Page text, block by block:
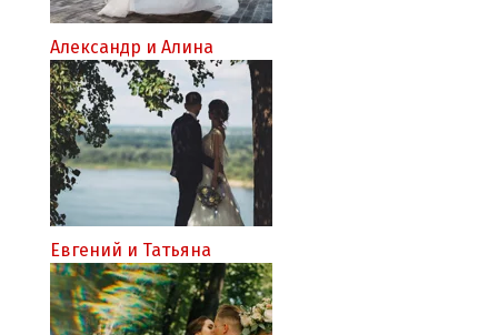
Александр и Алина
Евгений и Татьяна